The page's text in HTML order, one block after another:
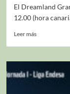
El Dreamland
12.00 (hora
Leer más